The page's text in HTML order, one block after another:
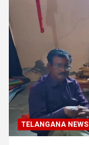
TELANGANA NEWS